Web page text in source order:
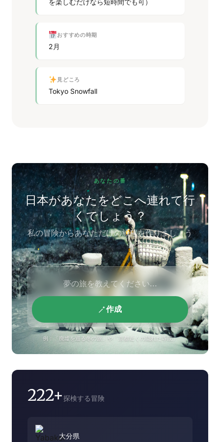
を楽しむだけなら短時間でも可）
おすすめの時期
2月
見どころ
Tokyo Snowfall
あなたの番
日本があなたをどこへ連れて行
くでしょう？
私の冒険からあなただけの旅程を作りましょう
作成
例：「廃墟を巡る冬の旅」や「京都近くの隠れた寺院」
222+探検する冒険
大分県